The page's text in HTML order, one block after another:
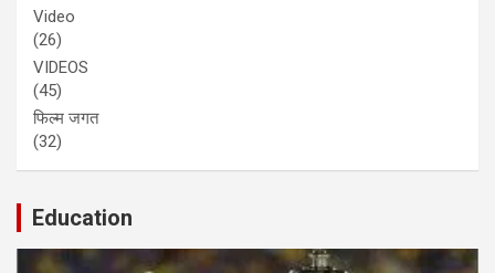
Video
(26)
VIDEOS
(45)
फिल्म जगत
(32)
Education